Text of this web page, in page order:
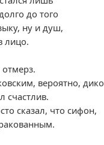
до того
ну и душ,
лицо.
вероятно, дико
счастлив.
сказал, что сифон,